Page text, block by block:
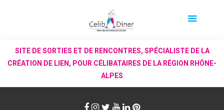
SITE DE SORTIES ET DE RENCONTRES, SPÉCIALISTE DE LA
CRÉATION DE LIEN, POUR CÉLIBATAIRES DE LA RÉGION RHÔNE-
ALPES